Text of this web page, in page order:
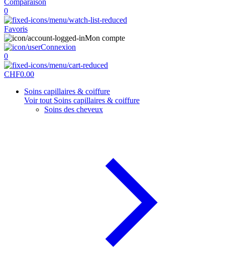
Comparaison
0
Favoris
Mon compte
Connexion
0
CHF0.00
Soins capillaires & coiffure
Voir tout Soins capillaires & coiffure
Soins des cheveux